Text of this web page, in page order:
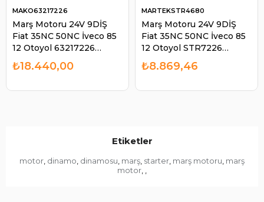
Marş Motoru 24V 9DİŞ
Fiat 35NC 50NC İveco 85
12 Otoyol 63217226
STR7226 STR4680
MAKO63217226
₺18.440,00
Marş Motoru 24V 9DİŞ
Fiat 35NC 50NC İveco 85
12 Otoyol STR7226
MARTEK STR4680
MARTEKSTR4680
₺8.869,46
Etiketler
motor dinamo dinamosu marş starter marş motoru marş
motor